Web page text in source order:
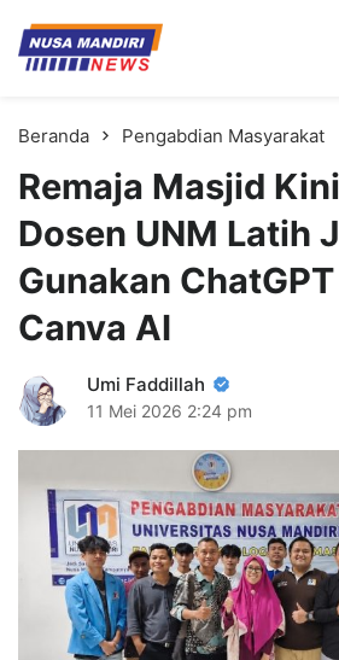
Kampus Digital
Universitas Nusa Mandiri
Beranda Pengabdian Masyarakat
Remaja Masjid
Dosen UNM Latih
Gunakan
Canva AI
Umi Faddillah
11 Mei 2026 2:24 pm